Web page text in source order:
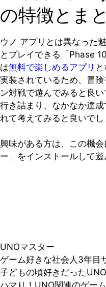
の特徴とま
ウノ アプリとは異なった
とプレイできる「Phase
は無料で楽しめるアプリ
実装されているため、冒
ン対戦で遊んでみると良
行き詰まり、なかなか達
れて考えてみると良いでし
興味がある方は、この機
ー」をインストールして遊
UNOマスター
ゲーム好きな社会人3年目
子どもの頃好きだった
ハマり！UNO関連のゲー